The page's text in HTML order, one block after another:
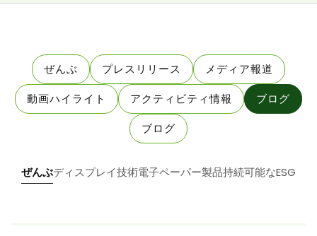
ぜんぶ プレスリリース
メディア報道
動画ハイライト
アクティビティ情報
ブログ
ブログ
ぜんぶディスプレイ技術電子ペーパー製品持続可能なESG